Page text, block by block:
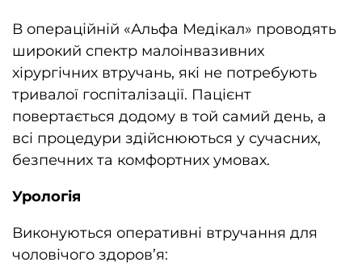
В операційній «Альфа Медікал» проводять
широкий спектр малоінвазивних
хірургічних втручань, які не потребують
тривалої госпіталізації. Пацієнт
повертається додому в той самий день, а
всі процедури здійснюються у сучасних,
безпечних та комфортних умовах.
Урологія
Виконуються оперативні втручання для
чоловічого здоров’я: